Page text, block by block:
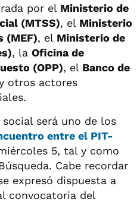
por el Ministerio de
(MTSS), el Ministerio
(MEF), el Ministerio de
, la Oficina de
(OPP), el Banco de
otros actores
será uno de los
entre el PIT-
5, tal y como
Cabe recordar
expresó dispuesta a
convocatoria del